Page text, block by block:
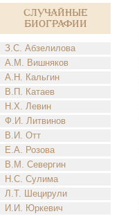
Случайные
биографии
З.С. Абзелилова
А.М. Вишняков
А.Н. Кальгин
В.П. Катаев
Н.Х. Левин
Ф.И. Литвинов
В.И. Отт
Е.А. Розова
В.М. Севергин
Н.С. Сулима
Л.Т. Шецирули
И.И. Юркевич